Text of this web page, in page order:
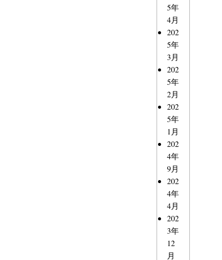
5年
4月
202
5年
3月
202
5年
2月
202
5年
1月
202
4年
9月
202
4年
4月
202
3年
12
月